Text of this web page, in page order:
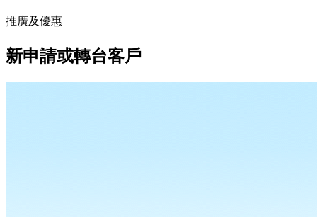
推廣及優惠
新申請或轉台客戶